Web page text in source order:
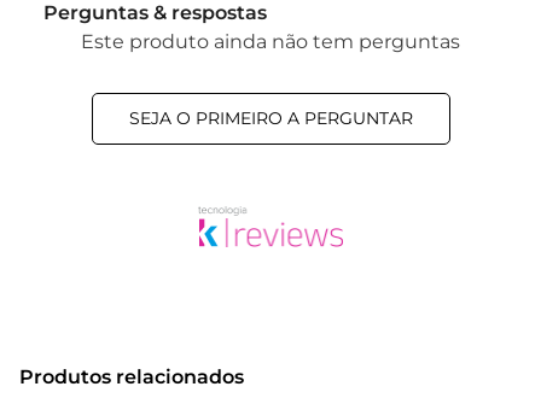
Perguntas & respostas
Este produto ainda não tem perguntas
SEJA O PRIMEIRO A PERGUNTAR
Produtos relacionados